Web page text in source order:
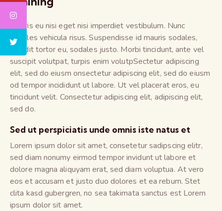
Mauris eu nisi eget nisi imperdiet vestibulum. Nunc
sodales vehicula risus. Suspendisse id mauris sodales,
blandit tortor eu, sodales justo. Morbi tincidunt, ante vel
suscipit volutpat, turpis enim volutpSectetur adipiscing
elit, sed do eiusm onsectetur adipiscing elit, sed do eiusm
od tempor incididunt ut labore. Ut vel placerat eros, eu
tincidunt velit. Consectetur adipiscing elit, adipiscing elit,
sed do.
Sed ut perspiciatis unde omnis iste natus et
Lorem ipsum dolor sit amet, consetetur sadipscing elitr,
sed diam nonumy eirmod tempor invidunt ut labore et
dolore magna aliquyam erat, sed diam voluptua. At vero
eos et accusam et justo duo dolores et ea rebum. Stet
clita kasd gubergren, no sea takimata sanctus est Lorem
ipsum dolor sit amet.